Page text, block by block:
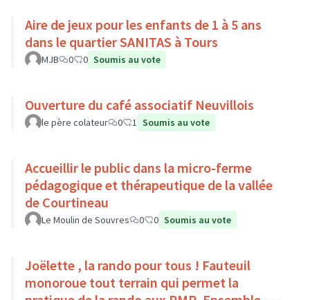
Aire de jeux pour les enfants de 1 à 5 ans
dans le quartier SANITAS à Tours
MJB 0 0 Soumis au vote
Ouverture du café associatif Neuvillois
le père colateur 0 1 Soumis au vote
Accueillir le public dans la micro-ferme
pédagogique et thérapeutique de la vallée
de Courtineau
Le Moulin de Souvres 0 0 Soumis au vote
Joëlette , la rando pour tous ! Fauteuil
monoroue tout terrain qui permet la